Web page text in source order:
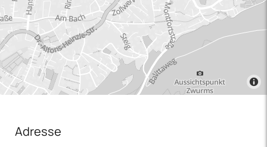
Adresse